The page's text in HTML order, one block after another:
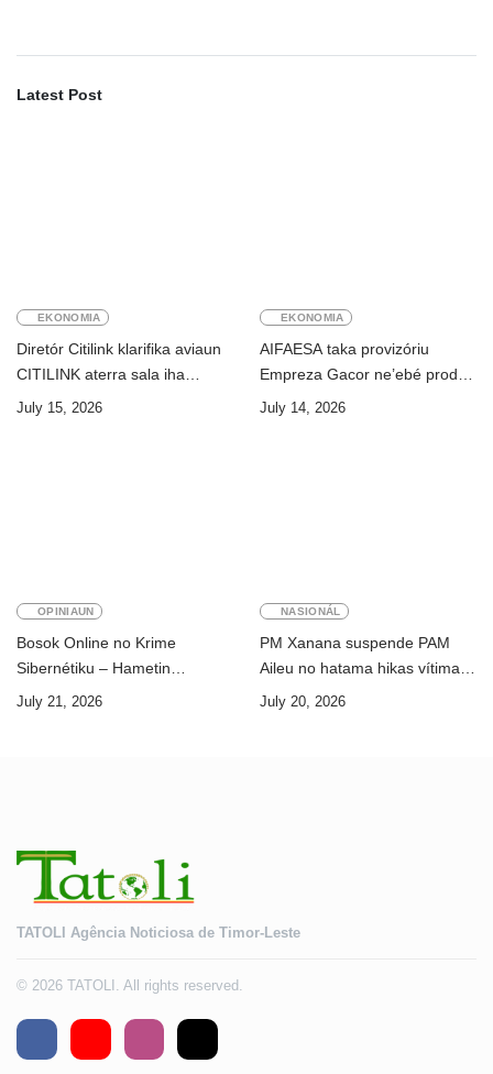
Latest Post
EKONOMIA
Diretór Citilink klarifika aviaun
CITILINK aterra sala iha
Aeroportu Komoro ne’e
July 15, 2026
EKONOMIA
AIFAESA taka provizóriu
Empreza Gacor ne’ebé prodús
“pentolan”
July 14, 2026
OPINIAUN
Bosok Online no Krime
Sibernétiku – Hametin
Seguransa Dijitál ba Futuru
July 21, 2026
NASIONÁL
PM Xanana suspende PAM
Aileu no hatama hikas vítima
AMA ba servisu
July 20, 2026
TATOLI Agência Noticiosa de Timor-Leste
© 2026 TATOLI. All rights reserved.